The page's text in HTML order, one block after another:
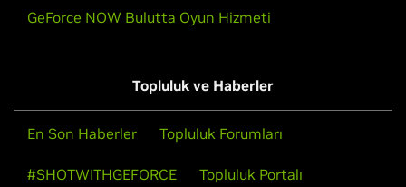
GeForce NOW Bulutta Oyun Hizmeti
Topluluk ve Haberler
En Son Haberler Topluluk Forumları
#SHOTWITHGEFORCE Topluluk Portalı